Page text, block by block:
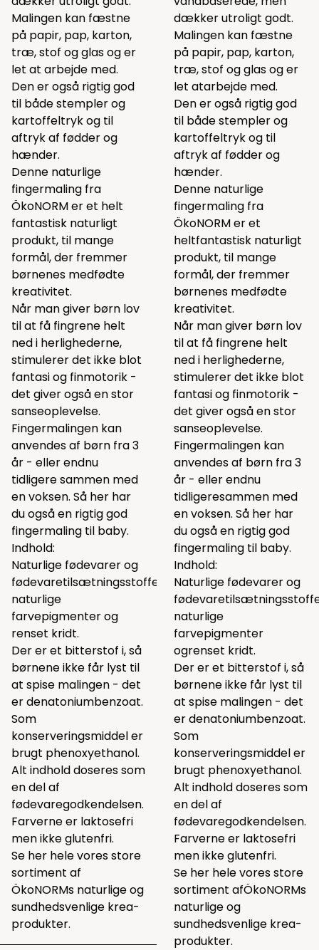
Malingen kan fæstne
på papir, pap, karton,
træ, stof og glas og er
let at arbejde med.
Den er også rigtig god
til både stempler og
kartoffeltryk og til
aftryk af fødder og
hænder.
Denne naturlige
fingermaling fra
ÖkoNORM er et helt
fantastisk naturligt
produkt, til mange
formål, der fremmer
børnenes medfødte
kreativitet.
Når man giver børn lov
til at få fingrene helt
ned i herlighederne,
stimulerer det ikke blot
fantasi og finmotorik -
det giver også en stor
sanseoplevelse.
Fingermalingen kan
anvendes af børn fra 3
år - eller endnu
tidligere sammen med
en voksen. Så her har
du også en rigtig god
fingermaling til baby.
Indhold:
Naturlige fødevarer og
fødevaretilsætningsstoffer,
naturlige
farvepigmenter og
renset kridt.
Der er et bitterstof i, så
børnene ikke får lyst til
at spise malingen - det
er denatoniumbenzoat.
Som
konserveringsmiddel er
brugt phenoxyethanol.
Alt indhold doseres som
en del af
fødevaregodkendelsen.
Farverne er laktosefri
men ikke glutenfri.
Se her hele vores store
sortiment af
ÖkoNORMs naturlige og
sundhedsvenlige krea-
produkter.
dækker utroligt godt.
Malingen kan fæstne
på papir, pap, karton,
træ, stof og glas og er
let atarbejde med.
Den er også rigtig god
til både stempler og
kartoffeltryk og til
aftryk af fødder og
hænder.
Denne naturlige
fingermaling fra
ÖkoNORM er et
heltfantastisk naturligt
produkt, til mange
formål, der fremmer
børnenes medfødte
kreativitet.
Når man giver børn lov
til at få fingrene helt
ned i herlighederne,
stimulerer det ikke blot
fantasi og finmotorik -
det giver også en stor
sanseoplevelse.
Fingermalingen kan
anvendes af børn fra 3
år - eller endnu
tidligeresammen med
en voksen. Så her har
du også en rigtig god
fingermaling til baby.
Indhold:
Naturlige fødevarer og
naturlige
farvepigmenter
ogrenset kridt.
Der er et bitterstof i, så
børnene ikke får lyst til
at spise malingen - det
er denatoniumbenzoat.
Som
konserveringsmiddel er
brugt phenoxyethanol.
Alt indhold doseres som
en del af
fødevaregodkendelsen.
Farverne er laktosefri
men ikke glutenfri.
Se her hele vores store
sortiment afÖkoNORMs
naturlige og
sundhedsvenlige krea-
produkter.